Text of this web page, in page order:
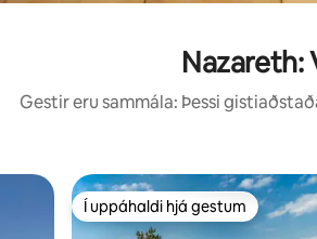
Nazareth:
Gestir eru sammála: Þessi
Í uppáhaldi hjá gestum
Í uppáhaldi hjá gestum